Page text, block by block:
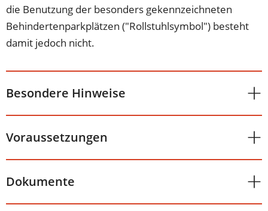
die Benutzung der besonders gekennzeichneten
Behindertenparkplätzen ("Rollstuhlsymbol") besteht
damit jedoch nicht.
Besondere Hinweise
Voraussetzungen
Dokumente